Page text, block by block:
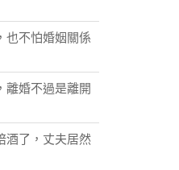
也不怕婚姻關係
離婚不過是離開
酒了，丈夫居然